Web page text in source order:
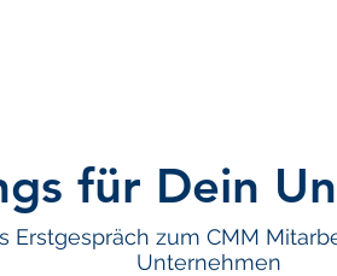
für Dein
Erstgespräch zum CMM
Unternehmen